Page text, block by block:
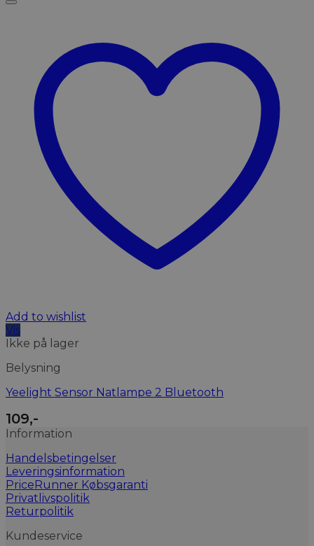
Add to wishlist
Vis
Ikke på lager
Belysning
Yeelight Sensor Natlampe 2 Bluetooth
109,-
Information
Handelsbetingelser
Leveringsinformation
PriceRunner Købsgaranti
Privatlivspolitik
Returpolitik
Kundeservice